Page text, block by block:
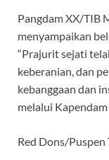
Pangdam XX/TIB
menyampaikan
“Prajurit sejati
keberanian, dan
kebanggaan dan
melalui
Red Dons/Puspen